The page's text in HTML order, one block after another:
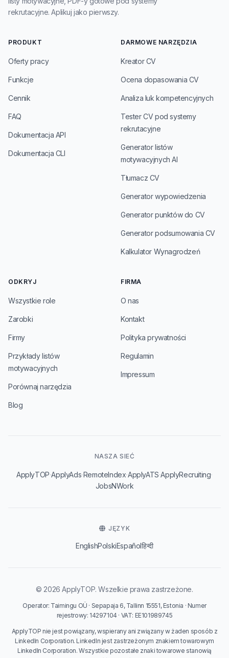
rekrutacyjne. Aplikuj jako pierwszy.
PRODUKT
Oferty pracy
Funkcje
Cennik
FAQ
Dokumentacja API
Dokumentacja CLI
DARMOWE NARZĘDZIA
Kreator CV
Ocena dopasowania CV
Analiza luk kompetencyjnych
Tester CV pod systemy
rekrutacyjne
Generator listów
motywacyjnych AI
Tłumacz CV
Generator wypowiedzenia
Generator punktów do CV
Generator podsumowania CV
Kalkulator Wynagrodzeń
ODKRYJ
Wszystkie role
Zarobki
Firmy
Przykłady listów
motywacyjnych
Porównaj narzędzia
Blog
FIRMA
O nas
Kontakt
Polityka prywatności
Regulamin
Impressum
NASZA SIEĆ
ApplyTOP·ApplyAds·RemoteIndex·ApplyATS·ApplyRecruiting·
JobsNWork
JĘZYK
EnglishPolskiEspañolहिन्दी
© 2026 ApplyTOP. Wszelkie prawa zastrzeżone.
Operator: Taimingu OÜ · Sepapaja 6, Tallinn 15551, Estonia · Numer
rejestrowy: 14297104 · VAT: EE101989745
ApplyTOP nie jest powiązany, wspierany ani związany w żaden sposób z
LinkedIn Corporation. LinkedIn jest zastrzeżonym znakiem towarowym
LinkedIn Corporation. Wszystkie pozostałe znaki towarowe stanowią